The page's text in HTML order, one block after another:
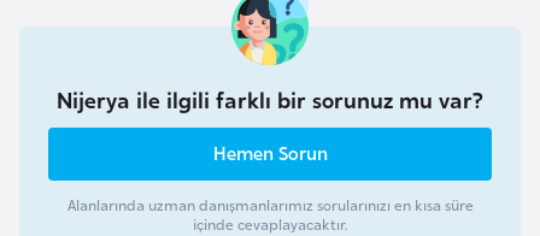
Nijerya ile ilgili farklı bir sorunuz mu var?
Hemen Sorun
Alanlarında uzman danışmanlarımız sorularınızı en kısa süre
içinde cevaplayacaktır.